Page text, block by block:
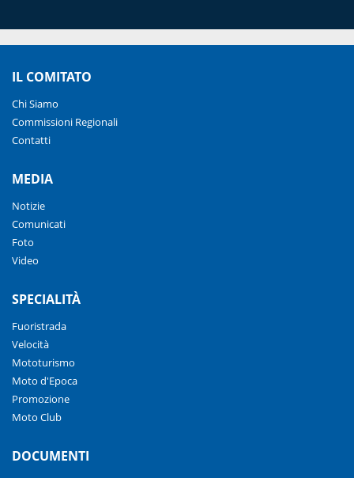
IL COMITATO
Chi Siamo
Commissioni Regionali
Contatti
MEDIA
Notizie
Comunicati
Foto
Video
SPECIALITÀ
Fuoristrada
Velocità
Mototurismo
Moto d'Epoca
Promozione
Moto Club
DOCUMENTI